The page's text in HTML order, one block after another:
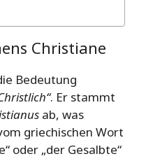
Christiane
Bedeutung
. Er stammt
ab, was
griechischen Wort
oder „der Gesalbte“